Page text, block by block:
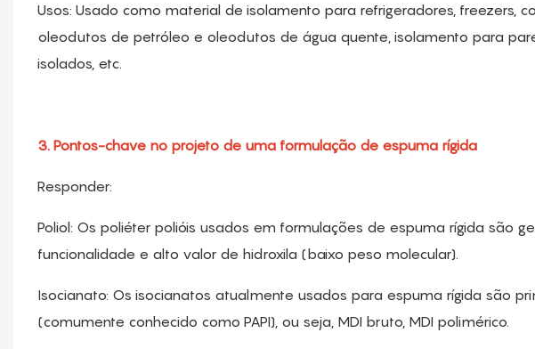
Usos: Usado como material de isolamento para refrigeradores, freezers,
oleodutos de petróleo e oleodutos de água quente, isolamento para
isolados, etc.
3. Pontos-chave no projeto de uma formulação de espuma rígida
Responder:
Poliol: Os poliéter polióis usados ​​em formulações de espuma rígida são
funcionalidade e alto valor de hidroxila (baixo peso molecular).
Isocianato: Os isocianatos atualmente usados ​​para espuma rígida são
(comumente conhecido como PAPI), ou seja, MDI bruto, MDI polimérico.